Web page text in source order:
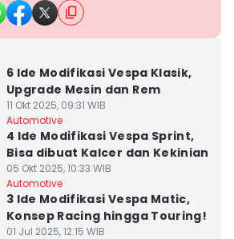
6 Ide Modifikasi Vespa Klasik,
Upgrade Mesin dan Rem
11 Okt 2025, 09:31 WIB
Automotive
4 Ide Modifikasi Vespa Sprint,
Bisa dibuat Kalcer dan Kekinian
05 Okt 2025, 10:33 WIB
Automotive
3 Ide Modifikasi Vespa Matic,
Konsep Racing hingga Touring!
01 Jul 2025, 12:15 WIB